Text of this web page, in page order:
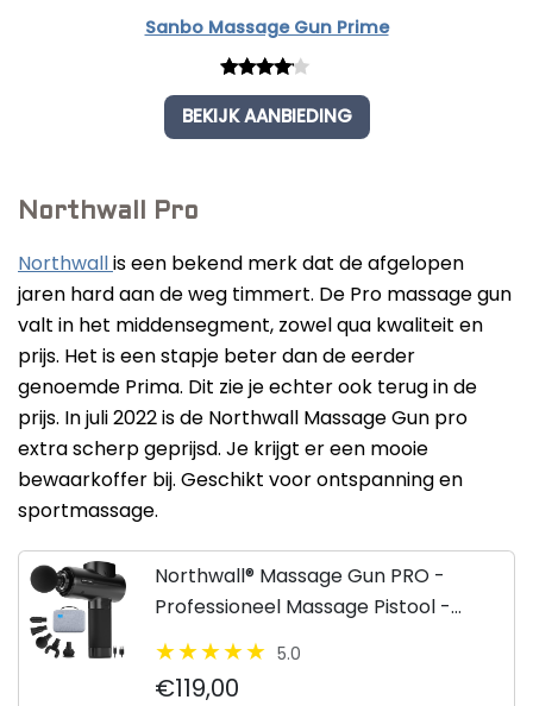
Sanbo Massage Gun Prime
Rated
4.00out
1
r rating
BEKIJK AANBIEDING
Northwall Pro
Northwallis een bekend merk dat de afgelopen
jaren hard aan de weg timmert. De Pro massage gun
valt in het middensegment, zowel qua kwaliteit en
prijs. Het is een stapje beter dan de eerder
genoemde Prima. Dit zie je echter ook terug in de
prijs. In juli 2022 is de Northwall Massage Gun pro
extra scherp geprijsd. Je krijgt er een mooie
bewaarkoffer bij. Geschikt voor ontspanning en
sportmassage.
Northwall® Massage Gun PRO -
Professioneel Massage Pistool -
Sport en Relax Massage Apparaat -
Zwart Massagepistool
5.0
€119,00